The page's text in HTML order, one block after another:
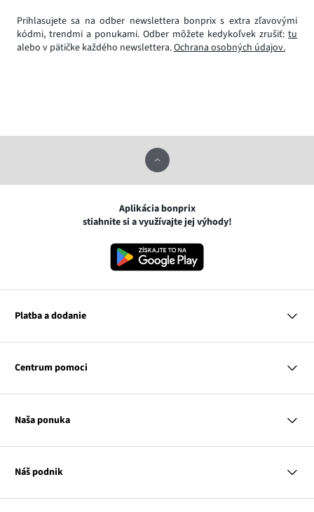
Prihlasujete sa na odber newslettera bonprix s extra zľavovými
kódmi, trendmi a ponukami. Odber môžete kedykoľvek zrušiť: tu
alebo v pätičke každého newslettera.Ochrana osobných údajov.
Aplikácia bonprix
stiahnite si a využívajte jej výhody!
Platba a dodanie
VISA
Apple pay
Slovenská pošta
Platba na dobierku
Centrum pomoci
Platba a dodanie
Vrátenie a reklamácia
Tabuľka veľkostí
Katalóg
Kontakt
Naša ponuka
Muž
Dieťa
Dom
Náš podnik